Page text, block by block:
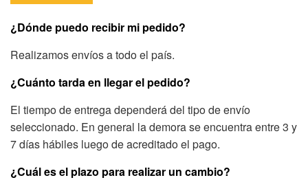
¿Dónde puedo recibir mi pedido?
Realizamos envíos a todo el país.
¿Cuánto tarda en llegar el pedido?
El tiempo de entrega dependerá del tipo de envío
seleccionado. En general la demora se encuentra entre 3 y
7 días hábiles luego de acreditado el pago.
¿Cuál es el plazo para realizar un cambio?